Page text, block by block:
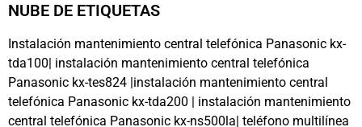
NUBE DE ETIQUETAS
Instalación mantenimiento central telefónica Panasonic kx-
tda100| instalación mantenimiento central telefónica
Panasonic kx-tes824 |instalación mantenimiento central
telefónica Panasonic kx-tda200 | instalación mantenimiento
central telefónica Panasonic kx-ns500la| teléfono multilínea